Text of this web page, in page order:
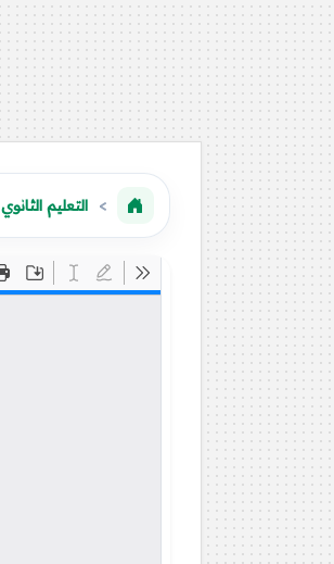
التعليم الثانوي